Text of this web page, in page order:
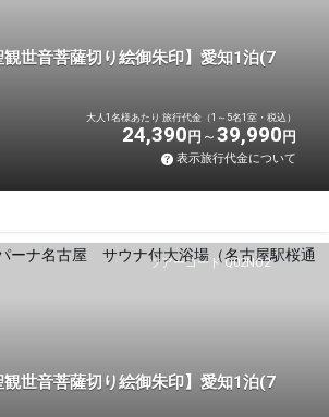
世音菩薩切り絵御朱印】愛知1泊(7
大人1名様あたり 旅行代金（1～5名1室・税込）
24,390 円 39,990 円
表示旅行代金について
ツアーコード Q02NO2
世音菩薩切り絵御朱印】愛知1泊(7